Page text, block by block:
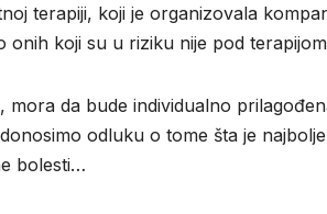
terapiji, koji je organizovala
koji su u riziku nije pod
da bude individualno
odluku o tome šta je
bolesti…